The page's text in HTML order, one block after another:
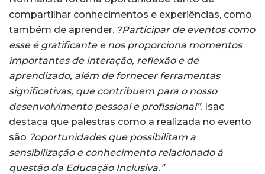
compartilhar conhecimentos e experiências, como
também de aprender. ?Participar de eventos como
esse é gratificante e nos proporciona momentos
importantes de interação, reflexão e de
aprendizado, além de fornecer ferramentas
significativas, que contribuem para o nosso
desenvolvimento pessoal e profissional”. Isac
destaca que palestras como a realizada no evento
são ?oportunidades que possibilitam a
sensibilização e conhecimento relacionado à
questão da Educação Inclusiva.”